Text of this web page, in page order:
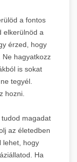
a fontos
elkerülnöd a
érzed, hogy
Ne hagyatkozz
is sokat
tegyél.
hozni.
magadat
az életedben
lehet, hogy
Ha